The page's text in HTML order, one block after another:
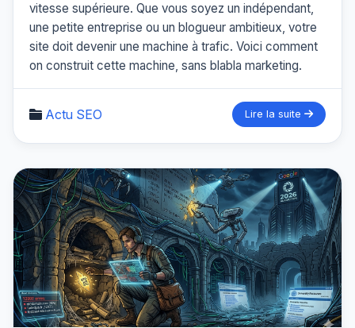
vitesse supérieure. Que vous soyez un indépendant,
une petite entreprise ou un blogueur ambitieux, votre
site doit devenir une machine à trafic. Voici comment
on construit cette machine, sans blabla marketing.
Actu SEO Lire la suite